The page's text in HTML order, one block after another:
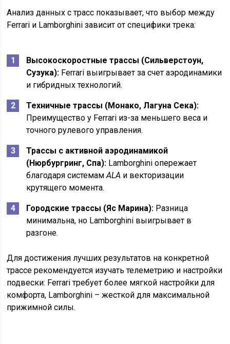
Анализ данных с трасс показывает, что выбор между
Ferrari и Lamborghini зависит от специфики трека:
Высокоскоростные трассы (Сильверстоун,
Сузука): Ferrari выигрывает за счет аэродинамики
и гибридных технологий.
Техничные трассы (Монако, Лагуна Сека):
Преимущество у Ferrari из-за меньшего веса и
точного рулевого управления.
Трассы с активной аэродинамикой
(Нюрбургринг, Спа): Lamborghini опережает
благодаря системамALA и векторизации
крутящего момента.
Городские трассы (Яс Марина): Разница
минимальна, но Lamborghini выигрывает в
разгоне.
Для достижения лучших результатов на конкретной
трассе рекомендуется изучать телеметрию и настройки
подвески: Ferrari требует более мягкой настройки для
комфорта, Lamborghini – жесткой для максимальной
прижимной силы.